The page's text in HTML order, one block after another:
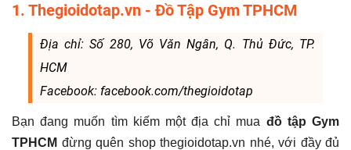
Minh
1. Thegioidotap.vn - Đồ Tập Gym TPHCM
Địa chỉ: Số 280, Võ Văn Ngân, Q. Thủ Đức, TP.
HCM
Facebook: facebook.com/thegioidotap
Bạn đang muốn tìm kiếm một địa chỉ mua đồ tập Gym
TPHCM đừng quên shop thegioidotap.vn nhé, với đầy đủ